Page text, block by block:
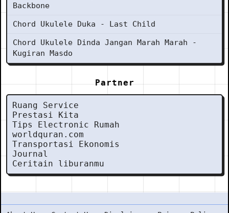
Backbone
Chord Ukulele Duka - Last Child
Chord Ukulele Dinda Jangan Marah Marah -
Kugiran Masdo
Partner
Ruang Service
Prestasi Kita
Tips Electronic Rumah
worldquran.com
Transportasi Ekonomis
Journal
Ceritain liburanmu